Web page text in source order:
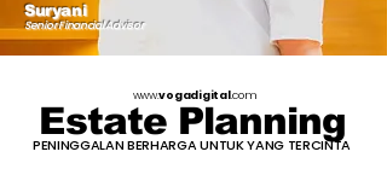
Senior Financial Advisor
Suryani
Estate Planning
PENINGGALAN BERHARGA UNTUK YANG TERCINTA
www.vogadigital.com